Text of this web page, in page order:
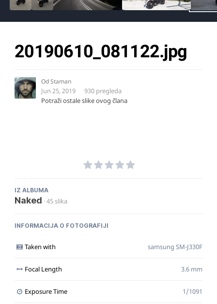
20190610_081122.jpg
OdStaman
Jun 25, 2019
930 pregleda
Potraži ostale slike ovog člana
IZ ALBUMA
Naked · 45 slika
INFORMACIJA O FOTOGRAFIJI
Taken with samsung SM-J330F
Focal Length 3.6 mm
Exposure Time 1/1091